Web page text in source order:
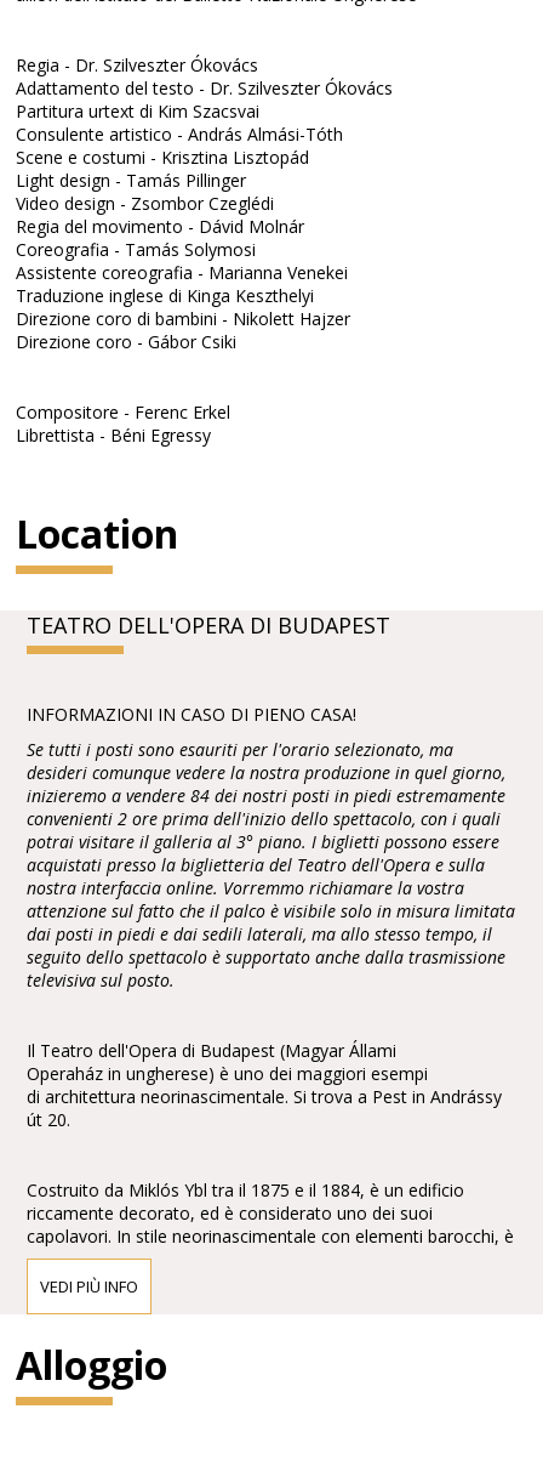
Regia - Dr. Szilveszter Ókovács
Adattamento del testo - Dr. Szilveszter Ókovács
Partitura urtext di Kim Szacsvai
Consulente artistico - András Almási-Tóth
Scene e costumi - Krisztina Lisztopád
Light design - Tamás Pillinger
Video design - Zsombor Czeglédi
Regia del movimento - Dávid Molnár
Coreografia - Tamás Solymosi
Assistente coreografia - Marianna Venekei
Traduzione inglese di Kinga Keszthelyi
Direzione coro di bambini - Nikolett Hajzer
Direzione coro - Gábor Csiki
Compositore - Ferenc Erkel
Librettista - Béni Egressy
Location
TEATRO DELL'OPERA DI BUDAPEST
INFORMAZIONI IN CASO DI PIENO CASA!
Se tutti i posti sono esauriti per l'orario selezionato, ma
desideri comunque vedere la nostra produzione in quel giorno,
inizieremo a vendere 84 dei nostri posti in piedi estremamente
convenienti 2 ore prima dell'inizio dello spettacolo, con i quali
potrai visitare il galleria al 3° piano. I biglietti possono essere
acquistati presso la biglietteria del Teatro dell'Opera e sulla
nostra interfaccia online. Vorremmo richiamare la vostra
attenzione sul fatto che il palco è visibile solo in misura limitata
dai posti in piedi e dai sedili laterali, ma allo stesso tempo, il
seguito dello spettacolo è supportato anche dalla trasmissione
televisiva sul posto.
Il Teatro dell'Opera di Budapest (Magyar Állami
Operaház in ungherese) è uno dei maggiori esempi
di architettura neorinascimentale. Si trova a Pest in Andrássy
út 20.
Costruito da Miklós Ybl tra il 1875 e il 1884, è un edificio
riccamente decorato, ed è considerato uno dei suoi
capolavori. In stile neorinascimentale con elementi barocchi, è
arricchito con affreschi e sculture di Bertalan Székely,Mór
Than e Károly Lotz.
Di fronte alla facciata vi sono le statue di Ferenc Erkel,
compositore dell'inno nazionale, e del compositore
classicoFranz Liszt, entrambe di Alajos Stróbl.
VEDI PIÙ INFO
Alloggio